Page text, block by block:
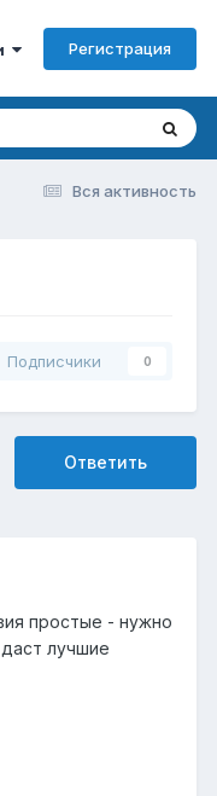
Регистрация
Вся активность
Подписчики 0
Ответить
простые - нужно
лучшие